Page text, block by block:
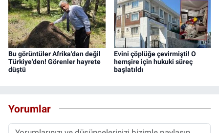
Bu görüntüler Afrika'dan değil
Türkiye'den! Görenler hayrete
düştü
Evini çöplüğe çevirmişti! O
hemşire için hukuki süreç
başlatıldı
Yorumlar